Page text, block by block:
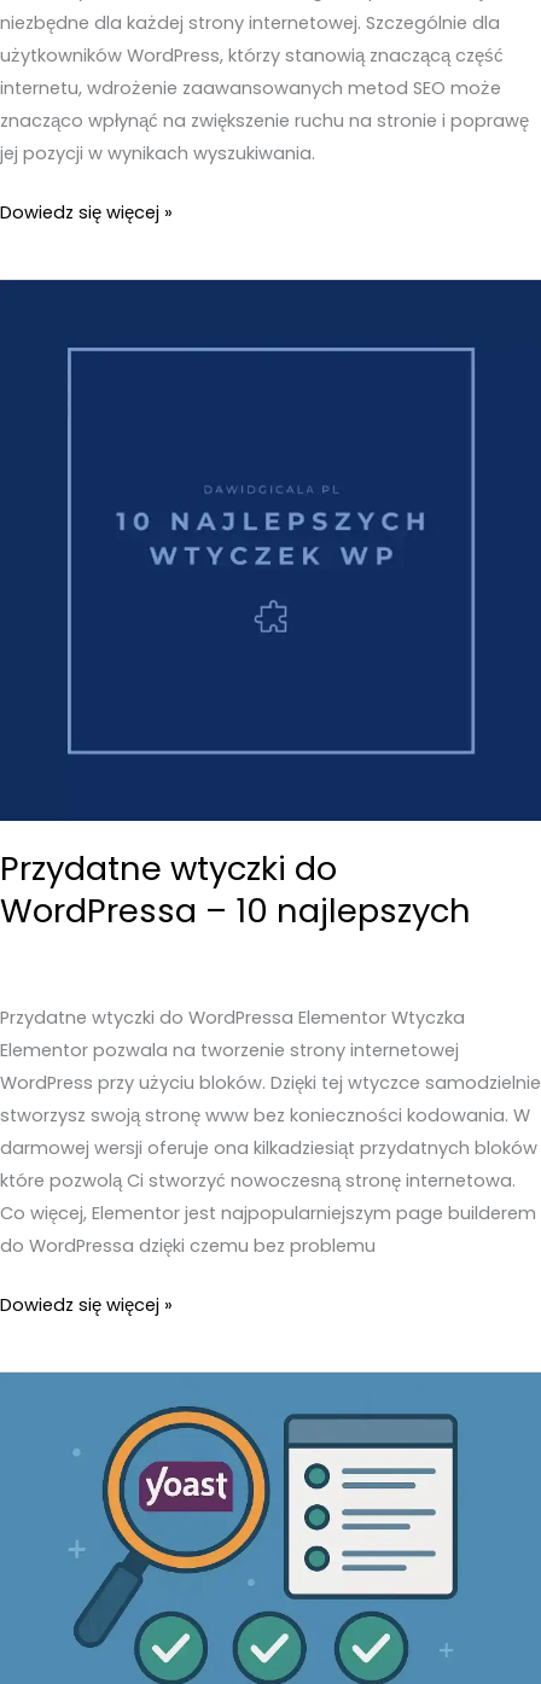
niezbędne dla każdej strony internetowej. Szczególnie dla
użytkowników WordPress, którzy stanowią znaczącą część
internetu, wdrożenie zaawansowanych metod SEO może
znacząco wpłynąć na zwiększenie ruchu na stronie i poprawę
jej pozycji w wynikach wyszukiwania.
Zaawansowane
SEO
Dowiedz się więcej »
Przydatne wtyczki do
WordPressa – 10 najlepszych
Przydatne wtyczki do WordPressa Elementor Wtyczka
Elementor pozwala na tworzenie strony internetowej
WordPress przy użyciu bloków. Dzięki tej wtyczce samodzielnie
stworzysz swoją stronę www bez konieczności kodowania. W
darmowej wersji oferuje ona kilkadziesiąt przydatnych bloków
które pozwolą Ci stworzyć nowoczesną stronę internetowa.
Co więcej, Elementor jest najpopularniejszym page builderem
do WordPressa dzięki czemu bez problemu
Przydatne
do
Dowiedz się więcej »